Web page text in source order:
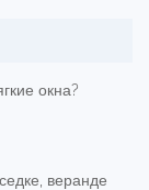
окна?
веранде